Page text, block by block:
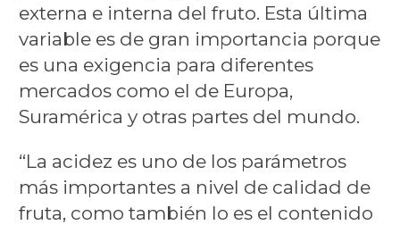
externa e interna del fruto. Esta última
variable es de gran importancia porque
es una exigencia para diferentes
mercados como el de Europa,
Suramérica y otras partes del mundo.
“La acidez es uno de los parámetros
más importantes a nivel de calidad de
fruta, como también lo es el contenido